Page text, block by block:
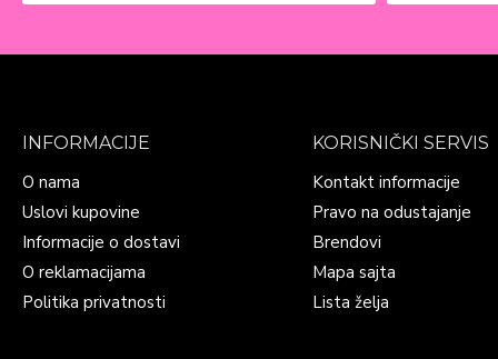
INFORMACIJE
O nama
Uslovi kupovine
Informacije o dostavi
O reklamacijama
Politika privatnosti
KORISNIČKI SERVIS
Kontakt informacije
Pravo na odustajanje
Brendovi
Mapa sajta
Lista želja